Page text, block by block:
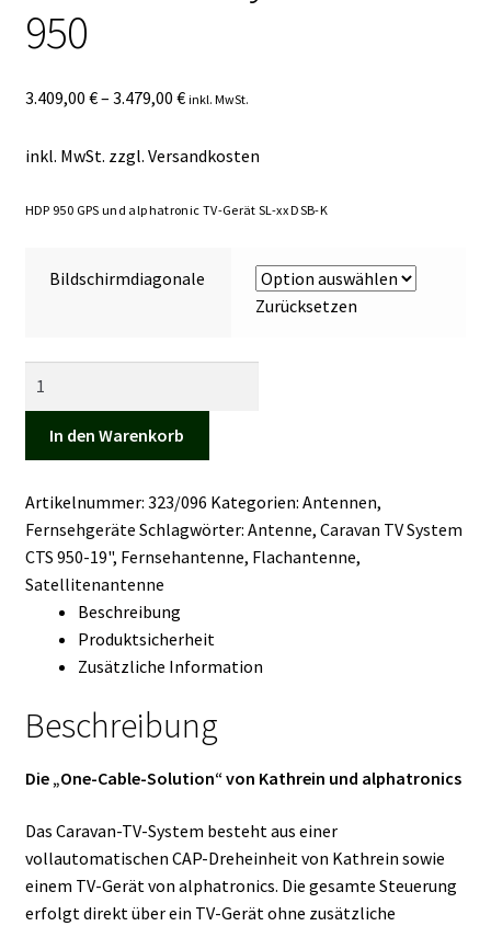
Kasse
950
3.409,00 €– 3.479,00 € inkl. MwSt.
inkl. MwSt. zzgl. Versandkosten
HDP 950 GPS und alphatronic TV-Gerät SL-xx DSB-K
Bildschirmdiagonale
Zurücksetzen
System
CTS
Menge
In den Warenkorb
Artikelnummer: 323/096 Kategorien: Antennen,
Fernsehgeräte Schlagwörter: Antenne, Caravan TV System
CTS 950-19", Fernsehantenne, Flachantenne,
Satellitenantenne
Beschreibung
Produktsicherheit
Zusätzliche Information
Beschreibung
Die „One-Cable-Solution“ von Kathrein und alphatronics
Das Caravan-TV-System besteht aus einer
vollautomatischen CAP-Dreheinheit von Kathrein sowie
einem TV-Gerät von alphatronics. Die gesamte Steuerung
erfolgt direkt über ein TV-Gerät ohne zusätzliche